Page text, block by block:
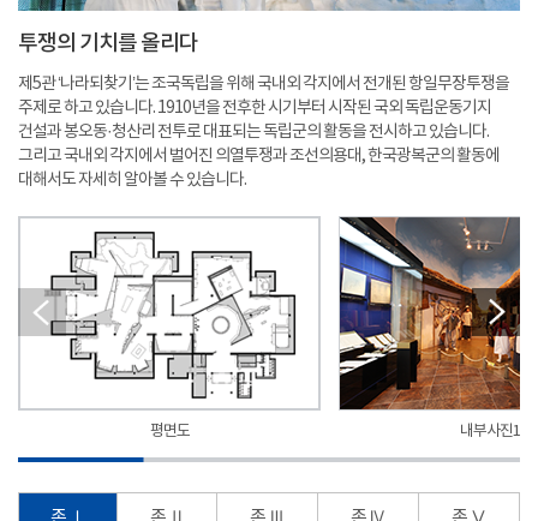
투쟁의 기치를 올리다
제5관 ‘나라되찾기’는 조국독립을 위해 국내외 각지에서 전개된 항일무장투쟁을
주제로 하고 있습니다. 1910년을 전후한 시기부터 시작된 국외 독립운동기지
건설과 봉오동·청산리 전투로 대표되는 독립군의 활동을 전시하고 있습니다.
그리고 국내외 각지에서 벌어진 의열투쟁과 조선의용대, 한국광복군의 활동에
대해서도 자세히 알아볼 수 있습니다.
평면도 내부사진1